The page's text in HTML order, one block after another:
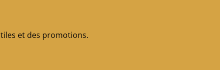
et des promotions.